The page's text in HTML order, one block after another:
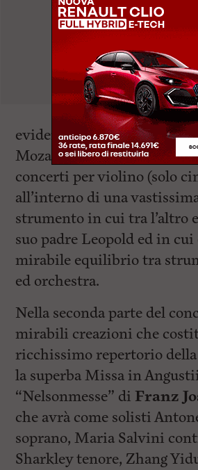
evidenziare le dolcissime
Mozart seppe creare per
concerti per violino (solo
all’interno di una
strumento in cui tra l’altro
suo padre Leopold ed in cui
mirabile equilibrio tra
ed orchestra.
Nella seconda parte del
mirabili creazioni che
ricchissimo repertorio della
la superba Missa in
“Nelsonmesse” di Franz
che avrà come solisti
soprano, Maria Salvini
Sharkley tenore, Zhang